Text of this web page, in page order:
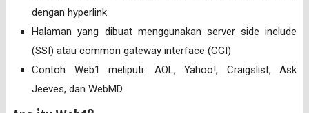
dengan hyperlink
Halaman yang dibuat menggunakan server side include
(SSI) atau common gateway interface (CGI)
Contoh Web1 meliputi: AOL, Yahoo!, Craigslist, Ask
Jeeves, dan WebMD